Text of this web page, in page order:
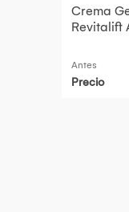
Crema
Revitalift
Antes
Precio